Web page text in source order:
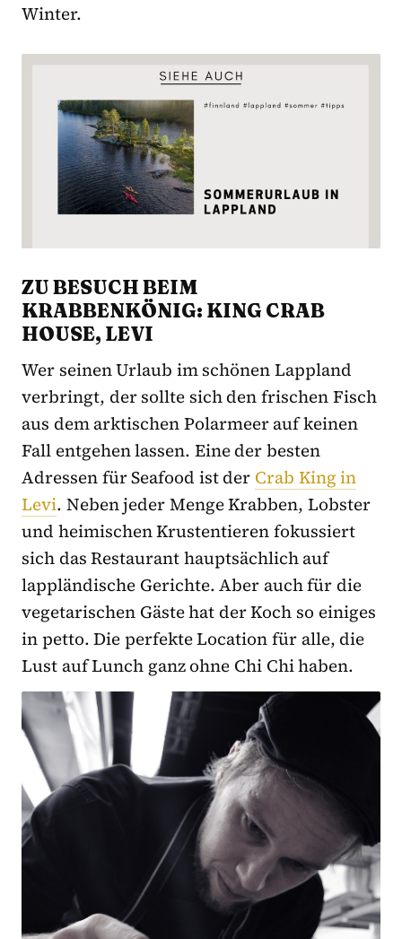
Winter.
ZU BESUCH BEIM
KRABBENKÖNIG: KING CRAB
HOUSE, LEVI
Wer seinen Urlaub im schönen Lappland
verbringt, der sollte sich den frischen Fisch
aus dem arktischen Polarmeer auf keinen
Fall entgehen lassen. Eine der besten
Adressen für Seafood ist der Crab King in
Levi. Neben jeder Menge Krabben, Lobster
und heimischen Krustentieren fokussiert
sich das Restaurant hauptsächlich auf
lappländische Gerichte. Aber auch für die
vegetarischen Gäste hat der Koch so einiges
in petto. Die perfekte Location für alle, die
Lust auf Lunch ganz ohne Chi Chi haben.